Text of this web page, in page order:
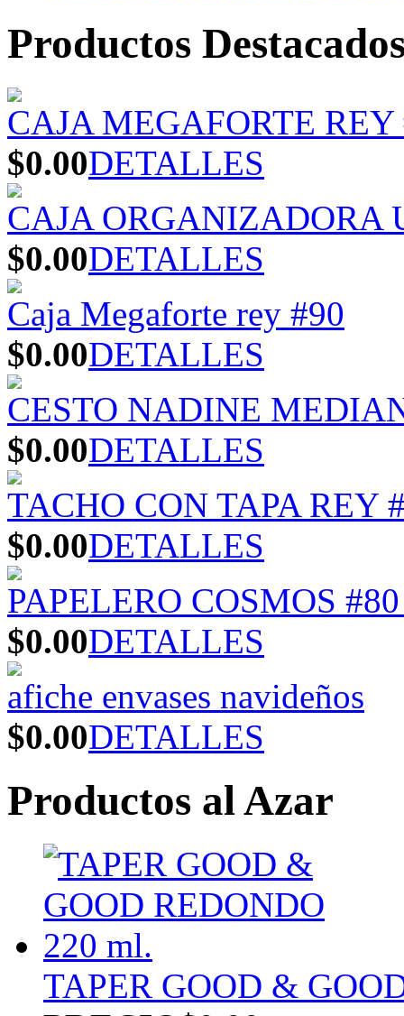
Productos
CAJA MEGAFORTE
$0.00DETALLES
CAJA ORGANIZADORA
$0.00DETALLES
Caja Megaforte rey #90
$0.00DETALLES
CESTO NADINE
$0.00DETALLES
TACHO CON TAPA REY
$0.00DETALLES
PAPELERO COSMOS
$0.00DETALLES
afiche envases navideños
$0.00DETALLES
Productos al Azar
TAPER GOOD &